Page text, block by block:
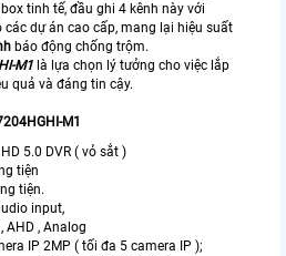
tinh tế, đầu ghi 4 kênh này với
dự án cao cấp, mang lại hiệu suất
báo động chống trộm.
M1 là lựa chọn lý tưởng cho việc lắp
quả và đáng tin cậy.
M1
5.0 DVR ( vỏ sắt )
tiện
tiện.
input,
AHD , Analog
IP 2MP ( tối đa 5 camera IP );